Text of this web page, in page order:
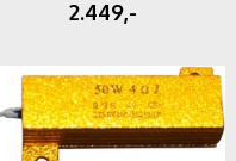
2.449,-